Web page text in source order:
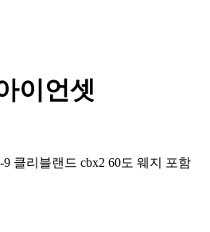
이언셋
클리블랜드 cbx2 60도 웨지 포함